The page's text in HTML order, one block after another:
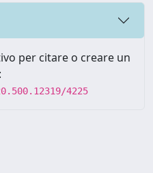
per citare o creare un
4225